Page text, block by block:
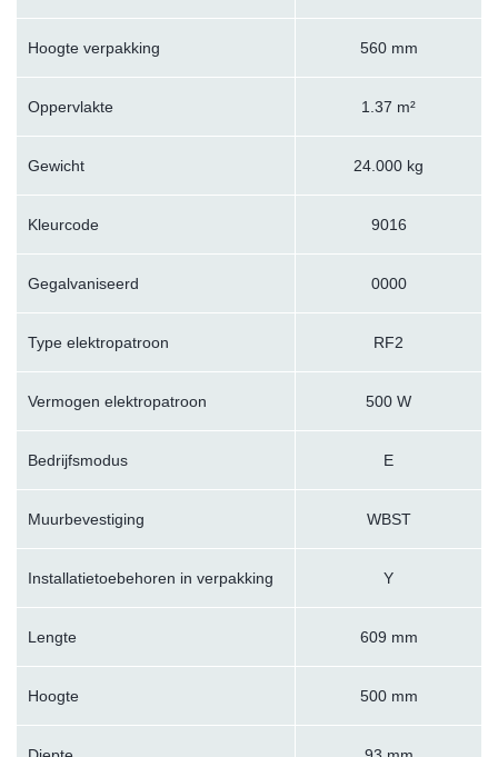
Hoogte verpakking 560 mm
Oppervlakte 1.37 m²
Gewicht 24.000 kg
Kleurcode 9016
Gegalvaniseerd 0000
Type elektropatroon RF2
Vermogen elektropatroon 500 W
Bedrijfsmodus E
Muurbevestiging WBST
Installatietoebehoren in verpakking Y
Lengte 609 mm
Hoogte 500 mm